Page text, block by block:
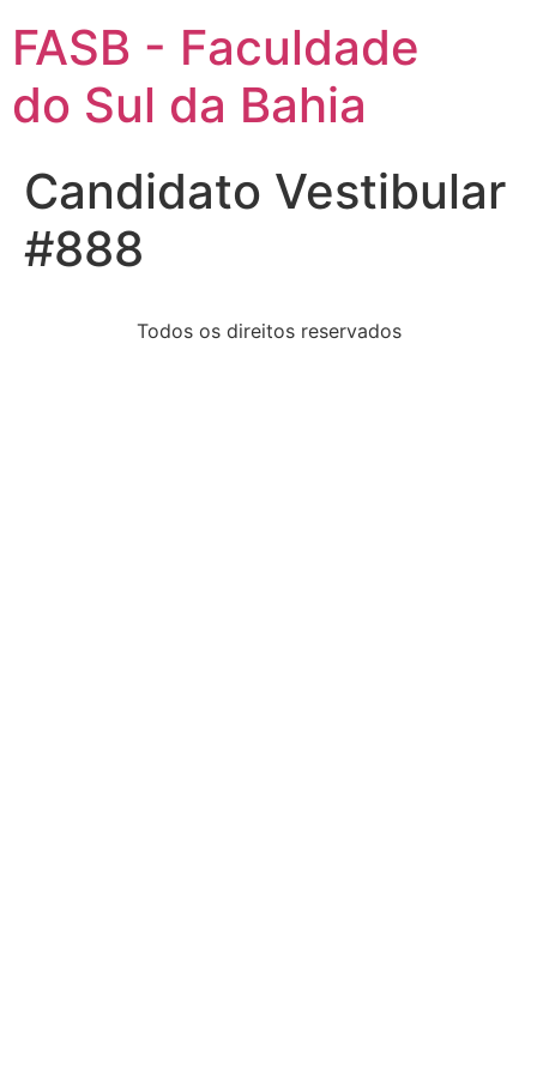
FASB - Faculdade
do Sul da Bahia
Candidato Vestibular
#888
Todos os direitos reservados